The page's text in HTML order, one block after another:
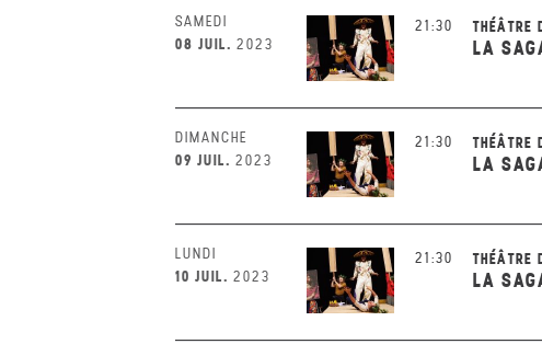
SAMEDI
08 JUIL. 2023
21:30 THÉÂTRE
LA
DIMANCHE
09 JUIL. 2023
21:30 THÉÂTRE
LA
LUNDI
10 JUIL. 2023
21:30 THÉÂTRE
LA